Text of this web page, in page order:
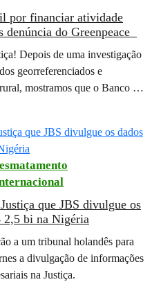
por financiar atividade
do Greenpeace
Depois de uma investigação
georreferenciados e
mostramos que o Banco do
que JBS divulgue os
2,5 bi na Nigéria
a um tribunal holandês para
a divulgação de informações
na Justiça.